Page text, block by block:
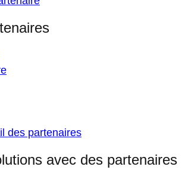
des partenaires
avec des partenaires